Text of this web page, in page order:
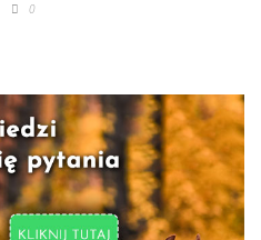
0